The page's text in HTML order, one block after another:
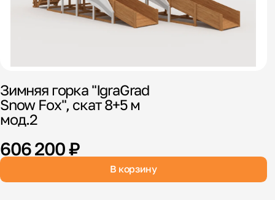
Зимняя горка "IgraGrad
Snow Fox", скат 8+5 м
мод.2
606 200 ₽
В корзину